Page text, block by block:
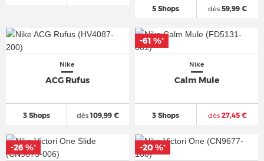
5 Shops dès59,99 €
Nike
ACG Rufus
3 Shops dès109,99 €
Nike
Calm Mule
3 Shops dès27,45 €
-61 %*
-26 %* -20 %*